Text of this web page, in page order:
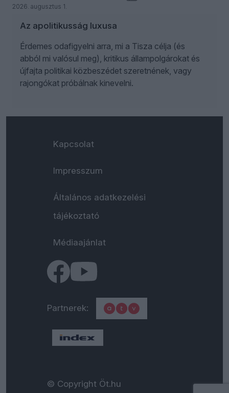
2026. augusztus 1.
Az apolitikusság luxusa
Érdemes odafigyelni arra, mi a Tisza célja (és
abból mi valósul meg), kritikus állampolgárokat és
újfajta politikai közbeszédet szeretnének, vagy
rajongókat próbálnak kinevelni.
Kapcsolat
Impresszum
Általános adatkezelési
tájékoztató
Médiaajánlat
Partnerek:
© Copyright Öt.hu